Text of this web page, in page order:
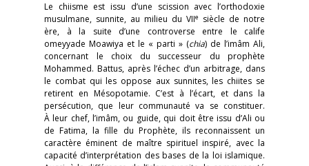
Le chiisme est issu d’une scission avec l’orthodoxie
musulmane, sunnite, au milieu du VIIe siècle de notre
ère, à la suite d’une controverse entre le calife
omeyyade Moawiya et le « parti » (chia) de l’imâm Ali,
concernant le choix du successeur du prophète
Mohammed. Battus, après l’échec d’un arbitrage, dans
le combat qui les oppose aux sunnites, les chiites se
retirent en Mésopotamie. C’est à l’écart, et dans la
persécution, que leur communauté va se constituer.
À leur chef, l’imâm, ou guide, qui doit être issu d’Ali ou
de Fatima, la fille du Prophète, ils reconnaissent un
caractère éminent de maître spirituel inspiré, avec la
capacité d’interprétation des bases de la loi islamique.